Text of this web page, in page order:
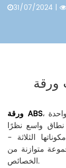
31/07/2024 |
ورقة ABS، أو صفائح أكريلونيتريل بوتادين ستايرين، هي واحدة
نطاق واسع نظرًا
الثلاثة -
متوازنة من
الخصائص.